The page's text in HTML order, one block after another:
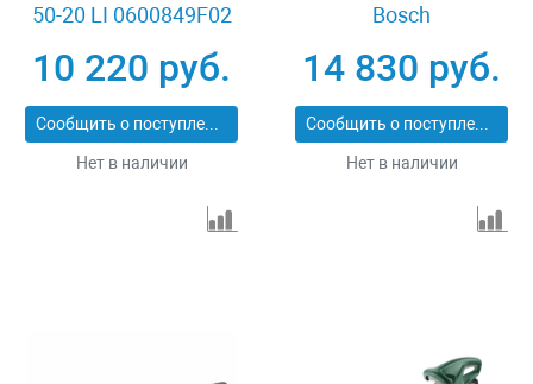
50-20 LI 0600849F02
10 220 руб.
Сообщить о поступлении
Нет в наличии
Bosch
06008B3001
14 830 руб.
Сообщить о поступлении
Нет в наличии